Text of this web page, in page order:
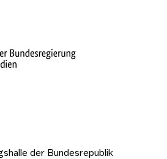
der Bundesrepublik